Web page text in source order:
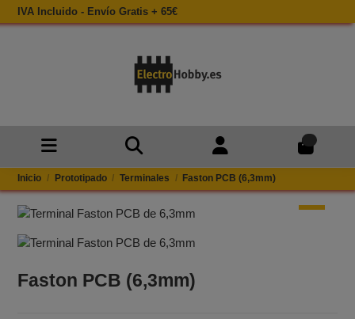
IVA Incluido - Envío Gratis + 65€
Inicio Prototipado Terminales Faston PCB (6,3mm)
Faston PCB (6,3mm)